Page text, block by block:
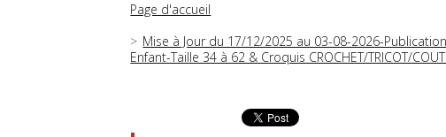
Page d'accueil
Mise à Jour du 17/12/2025 au 03-08-2026-
Enfant-Taille 34 à 62 & Croquis CROCHET/TRICOT/